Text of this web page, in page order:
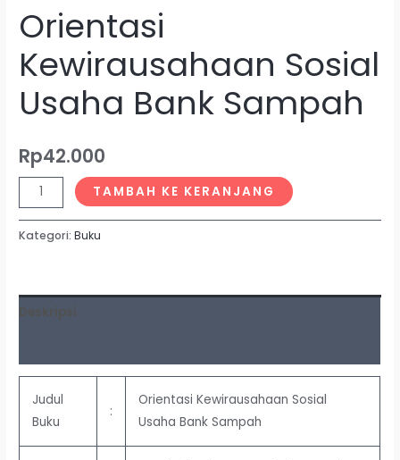
Orientasi
Kewirausahaan Sosial
Usaha Bank Sampah
Rp42.000
TAMBAH KE KERANJANG
Kategori:Buku
Deskripsi
Judul
Buku
:
Orientasi Kewirausahaan Sosial
Usaha Bank Sampah